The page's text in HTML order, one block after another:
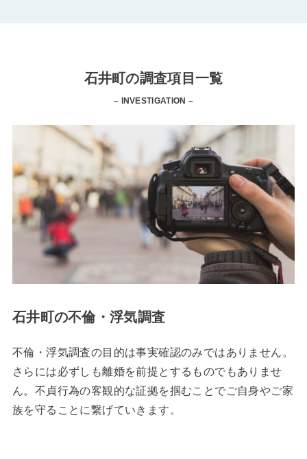
石井町の調査項目一覧
– INVESTIGATION –
石井町の不倫・浮気調査
不倫・浮気調査の目的は事実確認のみではありません。
さらには必ずしも離婚を前提とするものでもありませ
ん。不貞行為の客観的な証拠を掴むことでご自身やご家
族を守ることに繋げていきます。